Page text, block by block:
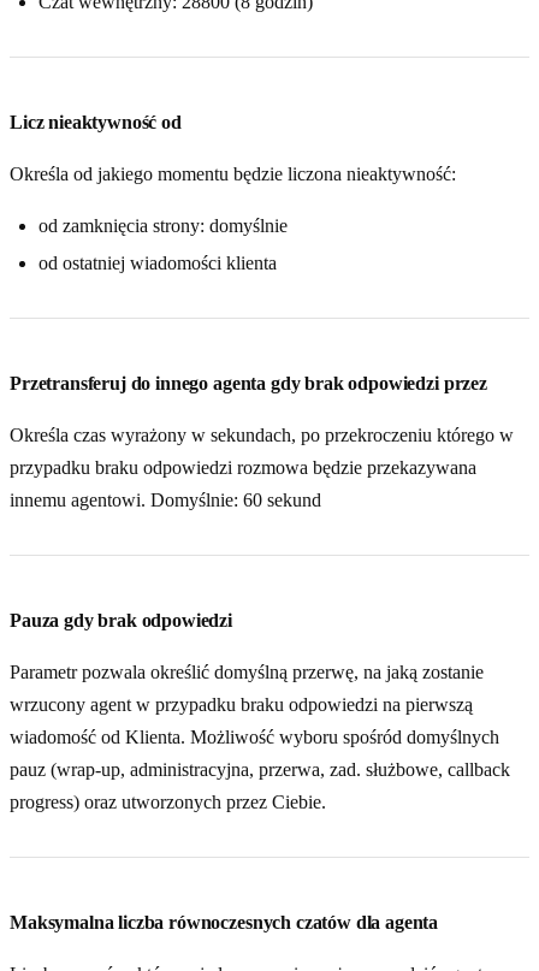
Licz nieaktywność od
Określa od jakiego momentu będzie liczona nieaktywność:
od zamknięcia strony: domyślnie
od ostatniej wiadomości klienta
Przetransferuj do innego agenta gdy brak odpowiedzi przez
Określa czas wyrażony w sekundach, po przekroczeniu którego w
przypadku braku odpowiedzi rozmowa będzie przekazywana
innemu agentowi. Domyślnie: 60 sekund
Pauza gdy brak odpowiedzi
Parametr pozwala określić domyślną przerwę, na jaką zostanie
wrzucony agent w przypadku braku odpowiedzi na pierwszą
wiadomość od Klienta. Możliwość wyboru spośród domyślnych
pauz (wrap-up, administracyjna, przerwa, zad. służbowe, callback
progress) oraz utworzonych przez Ciebie.
Maksymalna liczba równoczesnych czatów dla agenta